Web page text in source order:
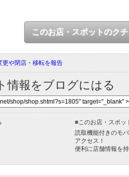
このお店・スポットのク
更や閉店・移転を報告
情報をブログにはる
■このお店・スポッ
読取機能付きのモ
アクセス！
便利に店舗情報を